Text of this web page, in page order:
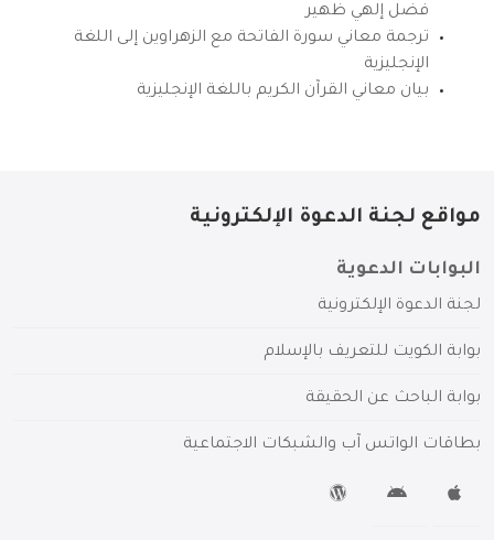
فضل إلهي ظهير
ترجمة معاني سورة الفاتحة مع الزهراوين إلى اللغة
الإنجليزية
بيان معاني القرآن الكريم باللغة الإنجليزية
مواقع لجنة الدعوة الإلكترونية
البوابات الدعوية
لجنة الدعوة الإلكترونية
بوابة الكويت للتعريف بالإسلام
بوابة الباحث عن الحقيقة
بطاقات الواتس آب والشبكات الاجتماعية